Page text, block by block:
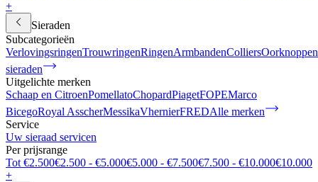
+
Sieraden
Subcategorieën
VerlovingsringenTrouwringenRingenArmbandenColliersOorknoppen
sieraden
Uitgelichte merken
Schaap en CitroenPomellatoChopardPiagetFOPEMarco
BicegoRoyal AsscherMessikaVhernierFREDAlle merken
Service
Uw sieraad servicen
Per prijsrange
Tot €2.500€2.500 - €5.000€5.000 - €7.500€7.500 - €10.000€10.000
+